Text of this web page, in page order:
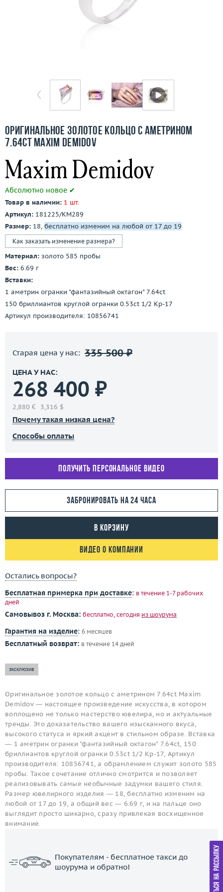
Ломбард
3D-тур по шоуруму
Заказать звонок
Оригинальное золотое кольцо с аметрином
7.64ct Maxim Demidov
Абсолютно новое ✔
Товар в наличии: 1 шт.
Артикул: 181225/КМ289
Размер: 18, бесплатно изменим на любой от 17 до 19
Как заказать изменение размера?
Материал: золото 585 пробы
Вес: 6.69 г
Вставки:
1 аметрин огранки "фантазийный октагон" 7.64ct
150 бриллиантов круглой огранки 0.53ct 1/2 Кр-17
Артикул производителя: 10856741
Старая цена у нас: 335 500 ₽
ЦЕНА У НАС:
268 400 ₽
2,880 € 3,316 $
Почему такая низкая цена?
Способы оплаты
Получить персональное видео
Забронировать на 24 часа
В корзину
Видео о компании
Остались вопросы?
Бесплатная примерка при доставке: в течение 1-7 рабочих
дней
Самовывоз г. Москва: бесплатно, сегодня из шоурума
Гарантия на изделие: 6 месяцев
Бесплатный возврат: в течение 14 дней
эксклюзив
Оригинальное золотое кольцо с аметрином 7.64ct Maxim
Demidov — настоящее произведение искусства, в котором
воплощено не только мастерство ювелира, но и актуальные
тренды. Это доказательство вашего изысканного вкуса,
высокого статуса и яркий акцент в стильном образе. Вставка
— 1 аметрин огранки "фантазийный октагон" 7.64ct, 150
бриллиантов круглой огранки 0.53ct 1/2 Кр-17, Артикул
производителя: 10856741, а обрамлением служит золото 585
пробы. Такое сочетание отлично смотрится и позволяет
реализовывать самые необычные задумки вашего стиля.
Размер ювелирного изделия — 18, бесплатно изменим на
любой от 17 до 19, а общий вес — 6.69 г, и на пальце оно
выглядит просто шикарно, сразу привлекая восхищенное
внимание.
Покупателям - бесплатное такси до
шоурума и обратно!